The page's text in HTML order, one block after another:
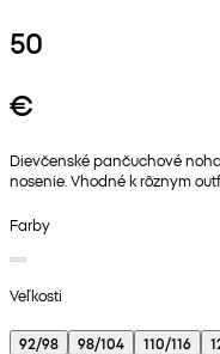
50
€
Dievčenské pančuchové
nosenie. Vhodné k rôznym
Farby
Veľkosti
92/98 98/104 110/116